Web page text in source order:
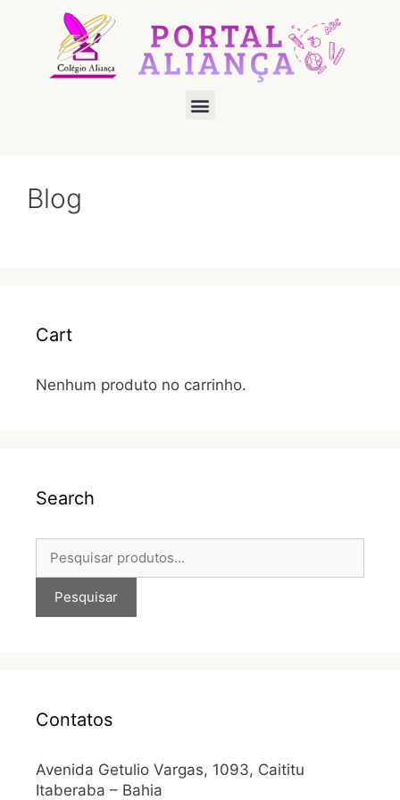
Blog
Cart
Nenhum produto no carrinho.
Search
Pesquisar
Contatos
Avenida Getulio Vargas, 1093, Caititu
Itaberaba – Bahia